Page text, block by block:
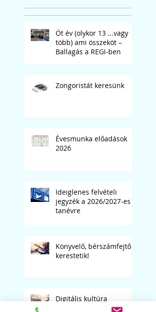
Öt év (olykor 13 ...vagy
több) ami összeköt –
Ballagás a REGI-ben
Zongoristát keresünk
Évesmunka előadások
2026
Ideiglenes felvételi
jegyzék a 2026/2027-es
tanévre
Könyvelő, bérszámfejtő
kerestetik!
Digitális kultúra
tanárunkat keressük